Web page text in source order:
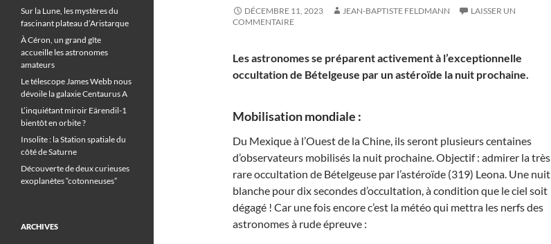
DÉCEMBRE 11, 2023 JEAN-BAPTISTE FELDMANN
LAISSER UN
COMMENTAIRE
Les astronomes se préparent activement à l’exceptionnelle
occultation de Bételgeuse par un astéroïde la nuit prochaine.
Mobilisation mondiale :
Du Mexique à l’Ouest de la Chine, ils seront plusieurs centaines
d’observateurs mobilisés la nuit prochaine. Objectif : admirer la très
rare occultation de Bételgeuse par l’astéroïde (319) Leona. Une nuit
blanche pour dix secondes d’occultation, à condition que le ciel soit
dégagé ! Car une fois encore c’est la météo qui mettra les nerfs des
astronomes à rude épreuve :
Sur la Lune, les mystères du
fascinant plateau d’Aristarque
À Céron, un grand gîte
accueille les astronomes
amateurs
Le télescope James Webb nous
dévoile la galaxie Centaurus A
L’inquiétant miroir Eärendil-1
bientôt en orbite ?
Insolite : la Station spatiale du
côté de Saturne
Découverte de deux curieuses
exoplanètes “cotonneuses”
ARCHIVES